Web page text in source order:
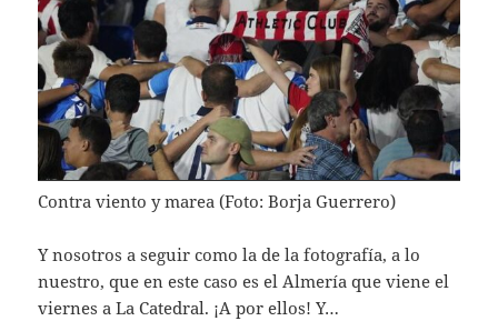
Contra viento y marea (Foto: Borja Guerrero)
Y nosotros a seguir como la de la fotografía, a lo
nuestro, que en este caso es el Almería que viene el
viernes a La Catedral. ¡A por ellos! Y…